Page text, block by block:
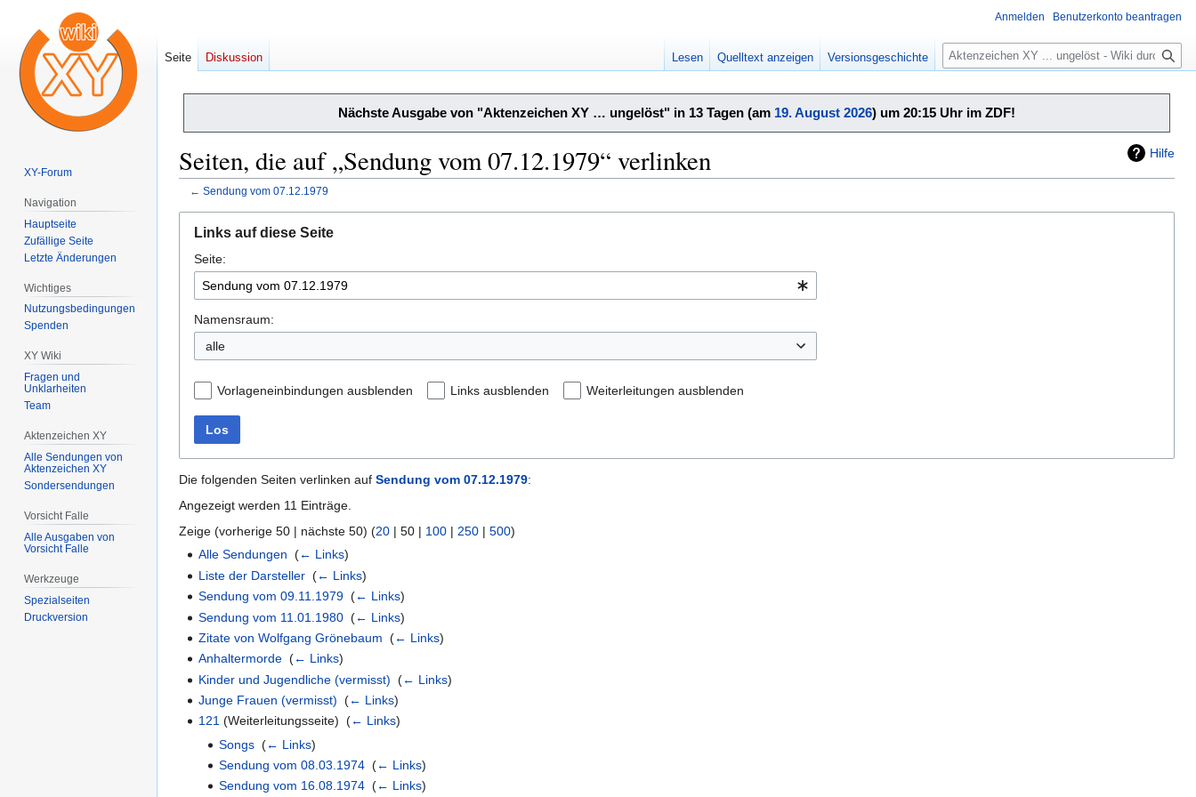
Nächste Ausgabe von "Aktenzeichen XY … ungelöst" in 13 Tagen (am 19. August 2026) um 20:15 Uhr im ZDF!
Hilfe
Seiten, die auf „Sendung vom 07.12.1979“ verlinken
← Sendung vom 07.12.1979
Navigation
springen
Suche
springen
Links auf diese Seite
Seite:
Namensraum:
alle
Vorlageneinbindungen ausblenden Links ausblenden Weiterleitungen ausblenden
Los
Die folgenden Seiten verlinken auf Sendung vom 07.12.1979:
Angezeigt werden 11 Einträge.
Zeige (vorherige 50 | nächste 50) (20 | 50 | 100 | 250 | 500)
Alle Sendungen ‎(← Links)
Liste der Darsteller ‎(← Links)
Sendung vom 09.11.1979 ‎(← Links)
Sendung vom 11.01.1980 ‎(← Links)
Zitate von Wolfgang Grönebaum ‎(← Links)
Anhaltermorde ‎(← Links)
Kinder und Jugendliche (vermisst) ‎(← Links)
Junge Frauen (vermisst) ‎(← Links)
121 (Weiterleitungsseite) ‎(← Links)
Songs‎ (← Links)
Sendung vom 08.03.1974‎ (← Links)
Sendung vom 16.08.1974‎ (← Links)
Anmelden Benutzerkonto beantragen
Seite Diskussion Lesen Quelltext anzeigen Versionsgeschichte
Suche
XY-Forum
Navigation
Hauptseite
Zufällige Seite
Letzte Änderungen
Wichtiges
Nutzungsbedingungen
Spenden
XY Wiki
Fragen und
Unklarheiten
Team
Aktenzeichen XY
Alle Sendungen von
Aktenzeichen XY
Sondersendungen
Vorsicht Falle
Alle Ausgaben von
Vorsicht Falle
Werkzeuge
Spezialseiten
Druckversion